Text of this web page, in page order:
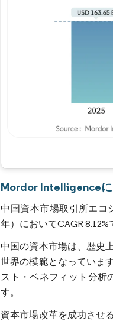
Mordor Intelligence
中国資本市場取引所エコ
年）においてCAGR
中国の資本市場は、歴史
世界の模範となっていま
スト・ベネフィット分析
す。
資本市場改革を成功させ